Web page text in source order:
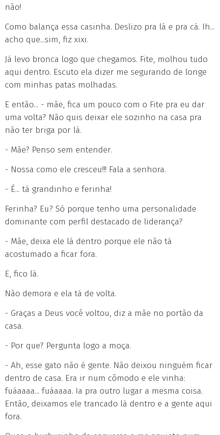
não!
Como balança essa casinha. Deslizo pra lá e pra cá. Ih...
acho que...sim, fiz xixi.
Já levo bronca logo que chegamos. Fite, molhou tudo
aqui dentro. Escuto ela dizer me segurando de longe
com minhas patas molhadas.
E então... - mãe, fica um pouco com o Fite pra eu dar
uma volta? Não quis deixar ele sozinho na casa pra
não ter briga por lá.
- Mãe? Penso sem entender.
- Nossa como ele cresceu!!! Fala a senhora.
- É... tá grandinho e ferinha!
Ferinha? Eu? Só porque tenho uma personalidade
dominante com perfil destacado de liderança?
- Mãe, deixa ele lá dentro porque ele não tá
acostumado a ficar fora.
E, fico lá.
Não demora e ela tá de volta.
- Graças a Deus você voltou, diz a mãe no portão da
casa.
- Por que? Pergunta logo a moça.
- Ah, esse gato não é gente. Não deixou ninguém ficar
dentro de casa. Era ir num cômodo e ele vinha:
fuáaaaa... fuáaaaa. Ia pra outro lugar a mesma coisa.
Então, deixamos ele trancado lá dentro e a gente aqui
fora.